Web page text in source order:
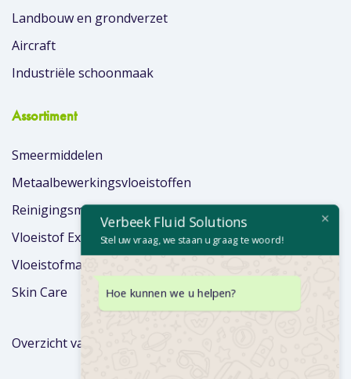
Landbouw en grondverzet
Aircraft
Industriële schoonmaak
Assortiment
Smeermiddelen
Metaalbewerkingsvloeistoffen
Reinigingsmiddelen
Vloeistof Extra’s
Vloeistofmanagement
Skin Care
Overzicht van merken
Verbeek Fluid Solutions
Stel uw vraag, we staan u graag te woord!
Hoe kunnen we u helpen?